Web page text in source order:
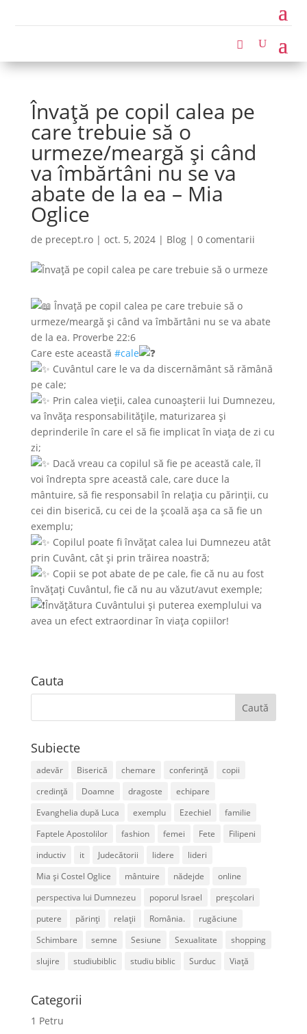
Învață pe copil calea pe
care trebuie să o
urmeze/meargă și când
va îmbărtâni nu se va
abate de la ea – Mia
Oglice
de precept.ro| oct. 5, 2024| Blog| 0 comentarii
Învață pe copil calea pe care trebuie să o
urmeze/meargă și când va îmbărtâni nu se va abate
de la ea. Proverbe 22:6
Care este această #cale
Cuvântul care le va da discernământ să rămână
pe cale;
Prin calea vieții, calea cunoașterii lui Dumnezeu,
va învăța responsabilitățile, maturizarea și
deprinderile în care el să fie implicat în viața de zi cu
zi;
Dacă vreau ca copilul să fie pe această cale, îl
voi îndrepta spre această cale, care duce la
mântuire, să fie responsabil în relația cu părinții, cu
cei din biserică, cu cei de la școală așa ca să fie un
exemplu;
Copilul poate fi învățat calea lui Dumnezeu atât
prin Cuvânt, cât și prin trăirea noastră;
Copii se pot abate de pe cale, fie că nu au fost
învățați Cuvântul, fie că nu au văzut/avut exemple;
Învățătura Cuvântului și puterea exemplului va
avea un efect extraordinar în viața copiilor!
Cauta
Subiecte
adevăr Biserică chemare conferință
copii
credință
Doamne dragoste
echipare
Evanghelia după Luca
exemplu Ezechiel
familie
Faptele Apostolilor
fashion femei Fete
Filipeni
inductiv
it Judecătorii lidere
lideri
Mia și Costel Oglice
mântuire nădejde
online
perspectiva lui Dumnezeu
poporul Israel
preșcolari
putere
părinți relații România.
rugăciune
Schimbare
semne Sesiune Sexualitate
shopping
slujire
studiubiblic studiu biblic Surduc Viață
Categorii
1 Petru